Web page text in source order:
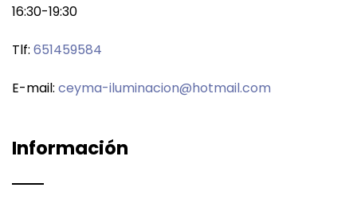
16:30-19:30
Tlf: 651459584
E-mail: ceyma-iluminacion@hotmail.com
Información